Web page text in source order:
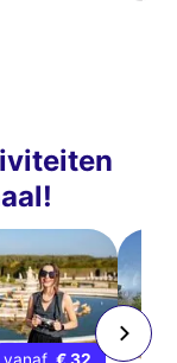
vanaf € 32